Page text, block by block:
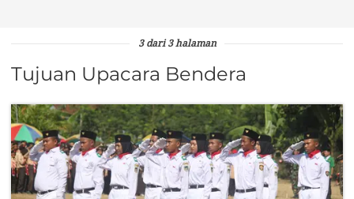
3 dari 3 halaman
Tujuan Upacara Bendera